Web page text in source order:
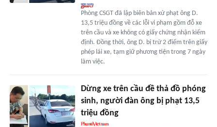
Phòng CSGT đã lập biên bản xử phạt ông D.
13,5 triệu đồng về các lỗi vi phạm gồm đỗ xe
trên cầu và xe không có giấy chứng nhận kiểm
định. Đồng thời, ông D. bị trừ 2 điểm trên giấy
phép lái xe, tạm giữ phương tiện trong 7 ngày
làm việc.
Dừng xe trên cầu đề thả đồ phóng
sinh, người đàn ông bị phạt 13,5
triệu đồng